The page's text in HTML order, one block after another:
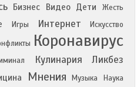
Бизнес Видео Дети
Жесть
Игры Интернет Искусство
Коронавирус
Кулинария Ликбез
Мнения Музыка Наука